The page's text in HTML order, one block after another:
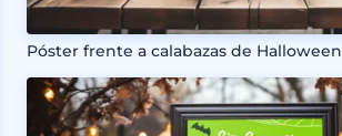
Póster frente a calabazas de Halloween